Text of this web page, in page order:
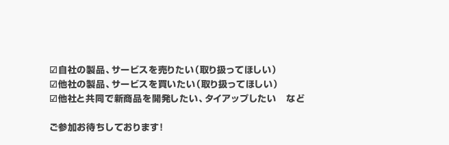
☑自社の製品、サービスを売りたい（取り扱ってほしい）
☑他社の製品、サービスを買いたい（取り扱ってほしい）
☑他社と共同で新商品を開発したい、タイアップしたい など
ご参加お待ちしております！